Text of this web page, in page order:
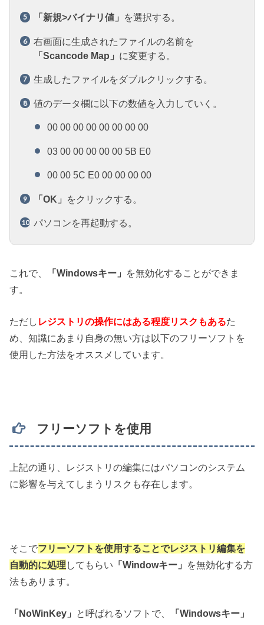
「新規>バイナリ値」 を選択する。
右画面に生成されたファイルの名前を
「Scancode Map」 に変更する。
生成したファイルをダブルクリックする。
値のデータ欄に以下の数値を入力していく。
00 00 00 00 00 00 00 00
03 00 00 00 00 00 5B E0
00 00 5C E0 00 00 00 00
「OK」 をクリックする。
パソコンを再起動する。
これで、 「Windowsキー」 を無効化することができま
す。
ただし レジストリの操作にはある程度リスクもあるた
め、知識にあまり自身の無い方は以下のフリーソフトを
使用した方法をオススメしています。
フリーソフトを使用
上記の通り、レジストリの編集にはパソコンのシステム
に影響を与えてしまうリスクも存在します。
そこでフリーソフトを使用することでレジストリ編集を
自動的に処理 してもらい 「Windowキー」 を無効化する方
法もあります。
「NoWinKey」 と呼ばれるソフトで、
「Windowsキー」